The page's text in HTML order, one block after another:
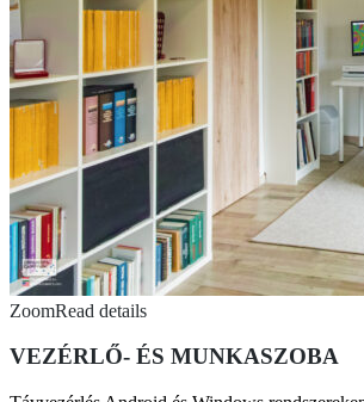
ZoomRead details
VEZÉRLŐ- ÉS MUNKASZOBA